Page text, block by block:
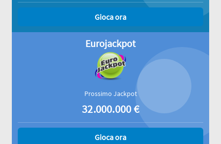
Gioca ora
Eurojackpot
Prossimo Jackpot
32.000.000€
Gioca ora